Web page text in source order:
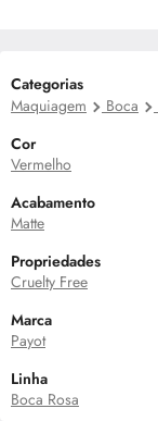
Categorias
Maquiagem
Boca
Cor
Vermelho
Acabamento
Matte
Propriedades
Cruelty Free
Marca
Payot
Linha
Boca Rosa